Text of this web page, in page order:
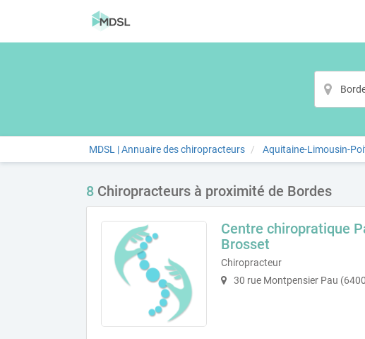
MDSL | Annuaire des chiropracteurs Aquitaine-Limousin-
8 Chiropracteurs à proximité de Bordes
Centre chiropratique
Brosset
Chiropracteur
30 rue Montpensier Pau